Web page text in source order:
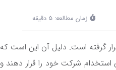
زمان مطالعه: 5 دقیقه
گرفته است. دلیل آن این است که
استخدام شرکت خود را قرار دهند و